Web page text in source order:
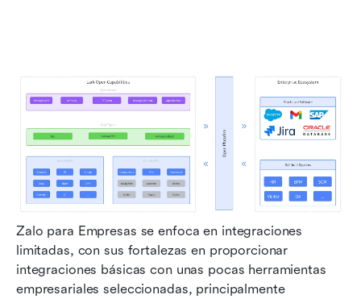
Zalo para Empresas se enfoca en integraciones
limitadas, con sus fortalezas en proporcionar
integraciones básicas con unas pocas herramientas
empresariales seleccionadas, principalmente